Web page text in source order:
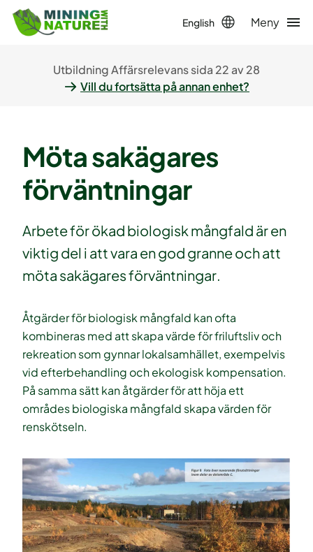
English Meny
Utbildning Affärsrelevans sida 22 av 28
Vill du fortsätta på annan enhet?
Möta sakägares
förväntningar
Arbete för ökad biologisk mångfald är en
viktig del i att vara en god granne och att
möta sakägares förväntningar.
Åtgärder för biologisk mångfald kan ofta
kombineras med att skapa värde för friluftsliv och
rekreation som gynnar lokalsamhället, exempelvis
vid efterbehandling och ekologisk kompensation.
På samma sätt kan åtgärder för att höja ett
områdes biologiska mångfald skapa värden för
renskötseln.